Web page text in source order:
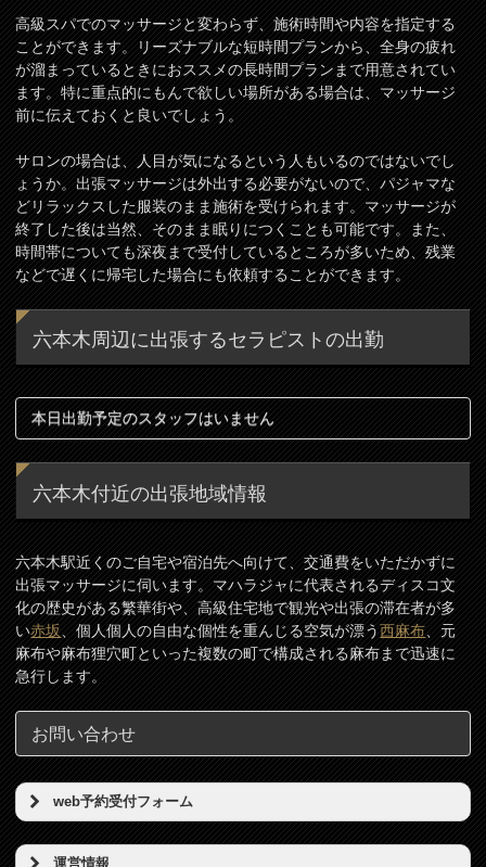
高級スパでのマッサージと変わらず、施術時間や内容を指定する
ことができます。リーズナブルな短時間プランから、全身の疲れ
が溜まっているときにおススメの長時間プランまで用意されてい
ます。特に重点的にもんで欲しい場所がある場合は、マッサージ
前に伝えておくと良いでしょう。
サロンの場合は、人目が気になるという人もいるのではないでし
ょうか。出張マッサージは外出する必要がないので、パジャマな
どリラックスした服装のまま施術を受けられます。マッサージが
終了した後は当然、そのまま眠りにつくことも可能です。また、
時間帯についても深夜まで受付しているところが多いため、残業
などで遅くに帰宅した場合にも依頼することができます。
六本木周辺に出張するセラピストの出勤
本日出勤予定のスタッフはいません
六本木付近の出張地域情報
六本木駅近くのご自宅や宿泊先へ向けて、交通費をいただかずに
出張マッサージに伺います。マハラジャに代表されるディスコ文
化の歴史がある繁華街や、高級住宅地で観光や出張の滞在者が多
い赤坂、個人個人の自由な個性を重んじる空気が漂う西麻布、元
麻布や麻布狸穴町といった複数の町で構成される麻布まで迅速に
急行します。
お問い合わせ
web予約受付フォーム
予約希望日（必須）
運営情報